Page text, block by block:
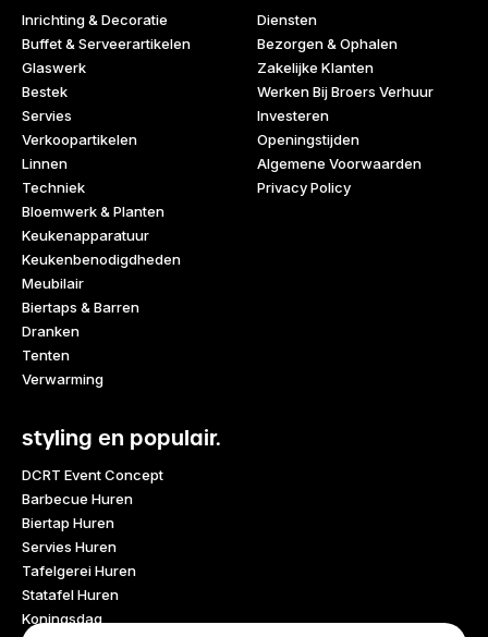
Inrichting & Decoratie
Buffet & Serveerartikelen
Glaswerk
Bestek
Servies
Verkoopartikelen
Linnen
Techniek
Bloemwerk & Planten
Keukenapparatuur
Keukenbenodigdheden
Meubilair
Biertaps & Barren
Dranken
Tenten
Verwarming
Diensten
Bezorgen & Ophalen
Zakelijke Klanten
Werken Bij Broers Verhuur
Investeren
Openingstijden
Algemene Voorwaarden
Privacy Policy
styling en populair.
DCRT Event Concept
Barbecue Huren
Biertap Huren
Servies Huren
Tafelgerei Huren
Statafel Huren
Koningsdag